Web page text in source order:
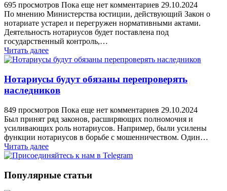
695 просмотров Пока еще нет комментариев 29.10.2024
По мнению Министерства юстиции, действующий Закон о
нотариате устарел и перегружен нормативными актами.
Деятельность нотариусов будет поставлена под
государственный контроль,…
Читать далее
Нотариусы будут обязаны перепроверять
наследников
849 просмотров Пока еще нет комментариев 29.10.2024
Был принят ряд законов, расширяющих полномочия и
усиливающих роль нотариусов. Например, были усилены
функции нотариусов в борьбе с мошенничеством. Один…
Читать далее
Популярные статьи